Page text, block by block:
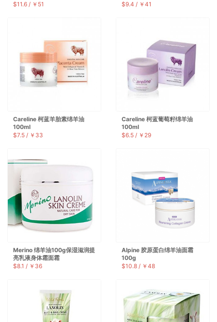
$11.6 / ￥51
$9.4 / ￥41
Careline 柯蓝羊胎素绵羊油
100ml
$7.5 / ￥33
Careline 柯蓝葡萄籽绵羊油
100ml
$6.5 / ￥29
Merino 绵羊油100g保湿滋润提
亮乳液身体霜面霜
$8.1 / ￥36
Alpine 胶原蛋白绵羊油面霜
100g
$10.8 / ￥48